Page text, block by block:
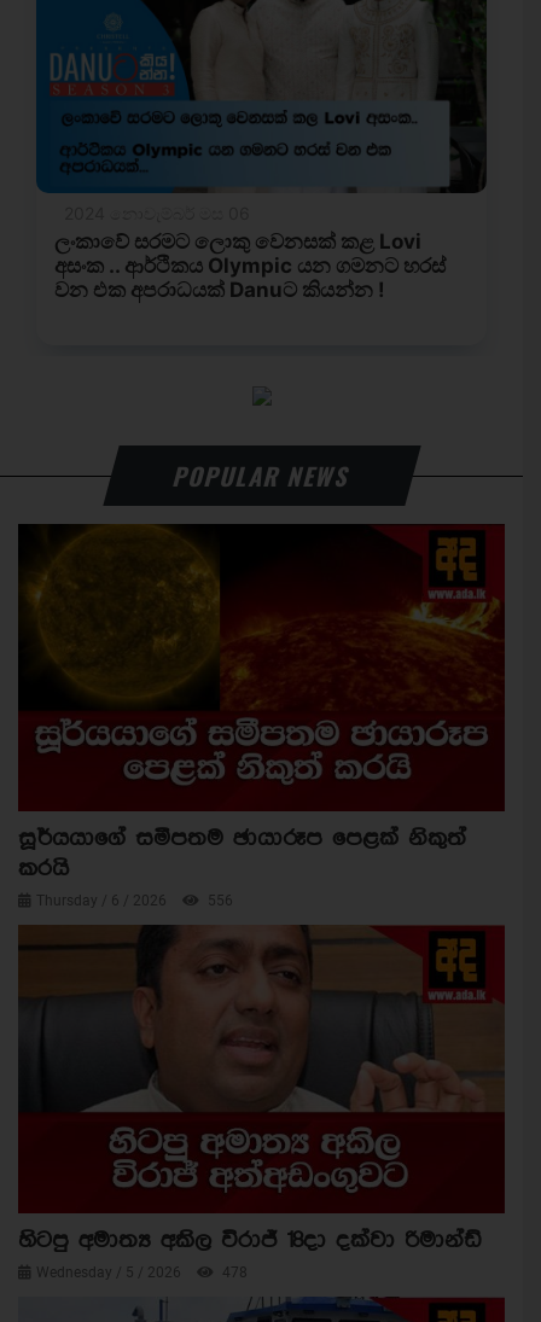
POPULAR NEWS
සූර්යයාගේ සමීපතම ඡායාරූප පෙළක් නිකුත්
කරයි
Thursday / 6 / 2026 556
හිටපු අමාත්‍ය අකිල විරාජ් 18දා දක්වා රිමාන්ඩ්
Wednesday / 5 / 2026 478